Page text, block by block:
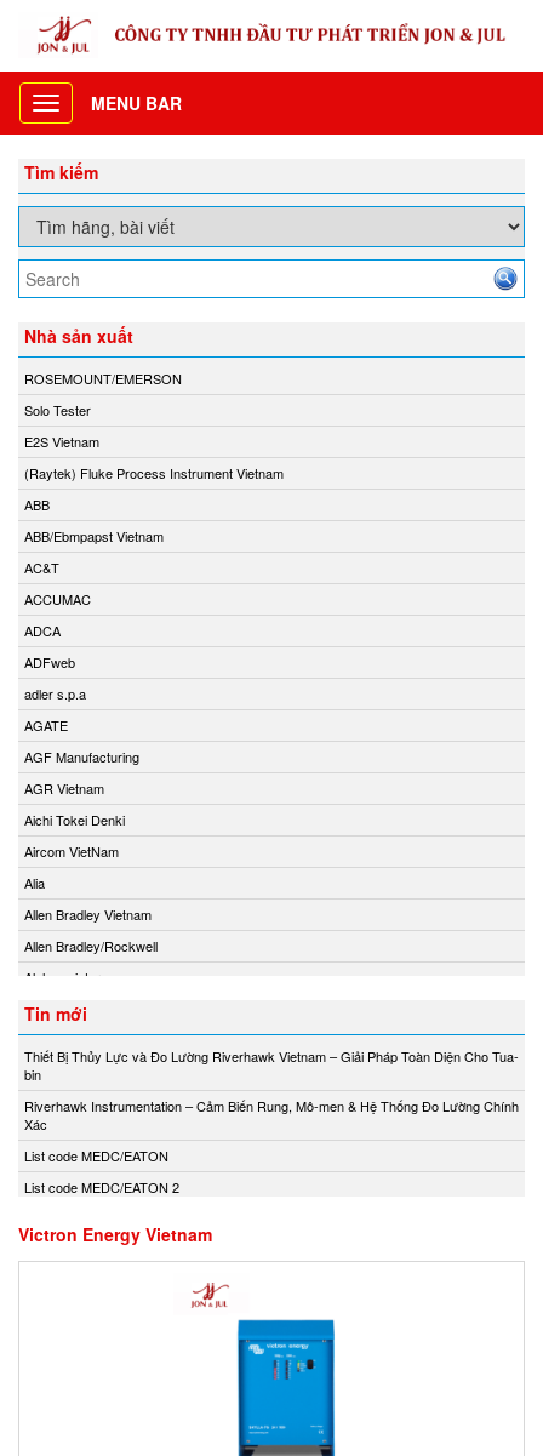
Toggle
navigation
MENU BAR
Tìm kiếm
Nhà sản xuất
ROSEMOUNT/EMERSON
Solo Tester
E2S Vietnam
(Raytek) Fluke Process Instrument Vietnam
ABB
ABB/Ebmpapst Vietnam
AC&T
ACCUMAC
ADCA
ADFweb
adler s.p.a
AGATE
AGF Manufacturing
AGR Vietnam
Aichi Tokei Denki
Aircom VietNam
Alia
Allen Bradley Vietnam
Allen Bradley/Rockwell
Alphamoisture
Ametek
Amot
Amphenol Vietnam
Andony/Nikkiso
Anritsu
Apex Dynamics
Apiste
Apiste
APLISENS S.A.
Tin mới
Thiết Bị Thủy Lực và Đo Lường Riverhawk Vietnam – Giải Pháp Toàn Diện Cho Tua-
bin
Riverhawk Instrumentation – Cảm Biến Rung, Mô-men & Hệ Thống Đo Lường Chính
Xác
List code MEDC/EATON
List code MEDC/EATON 2
Victron Energy Vietnam